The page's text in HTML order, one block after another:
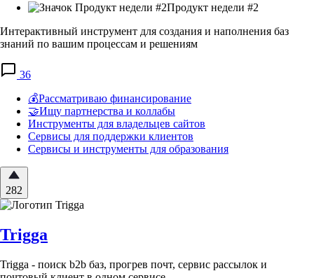
Продукт недели #2
Интерактивный инструмент для создания и наполнения баз
знаний по вашим процессам и решениям
36
💰Рассматриваю финансирование
🤝Ищу партнерства и коллабы
Инструменты для владельцев сайтов
Сервисы для поддержки клиентов
Сервисы и инструменты для образования
282
Trigga
Trigga - поиск b2b баз, прогрев почт, сервис рассылок и